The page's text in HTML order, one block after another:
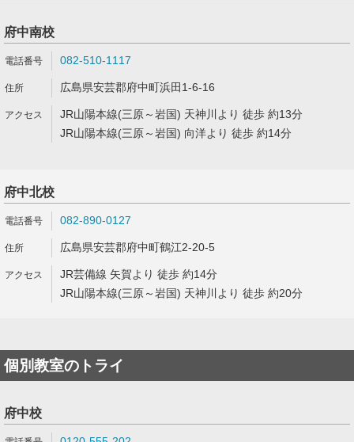
府中南校
082-510-1117
広島県安芸郡府中町浜田1-6-16
JR山陽本線(三原～岩国) 天神川より 徒歩 約13分
JR山陽本線(三原～岩国) 向洋より 徒歩 約14分
府中北校
082-890-0127
広島県安芸郡府中町鶴江2-20-5
JR芸備線 矢賀より 徒歩 約14分
JR山陽本線(三原～岩国) 天神川より 徒歩 約20分
個別教室のトライ
府中校